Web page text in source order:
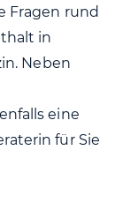
Fragen rund
in
Neben
eine
für Sie